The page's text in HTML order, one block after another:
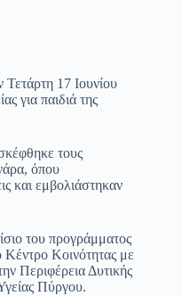
17 Ιουνίου
για παιδιά της
τους
όπου
και εμβολιάστηκαν
του προγράμματος
Κέντρο Κοινότητας με
Περιφέρεια Δυτικής
Πύργου.